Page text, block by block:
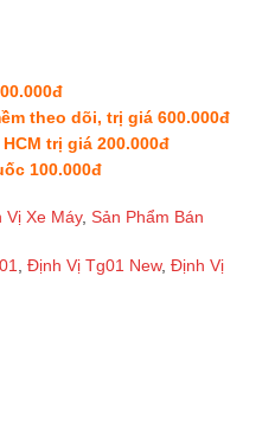
theo dõi, trị giá 600.000đ
trị giá 200.000đ
100.000đ
Vị Xe Máy, Sản Phẩm Bán
, Định Vị Tg01 New, Định Vị